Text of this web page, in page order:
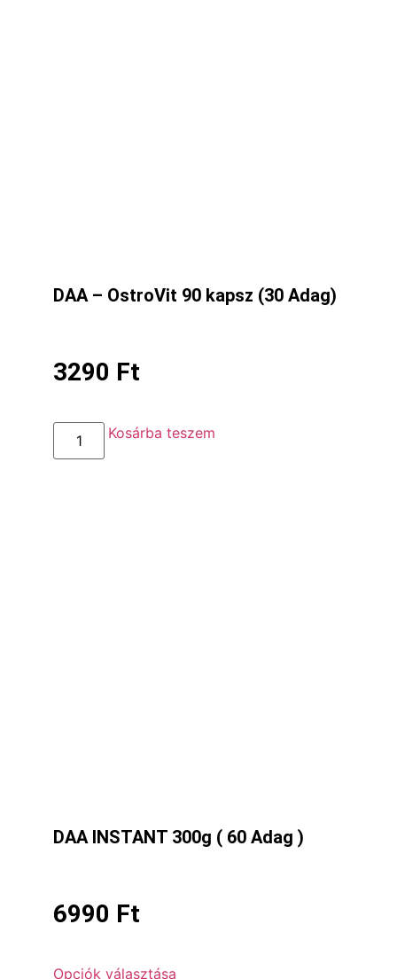
DAA – OstroVit 90 kapsz (30 Adag)
3290 Ft
Kosárba teszem
DAA INSTANT 300g ( 60 Adag )
6990 Ft
Opciók választása